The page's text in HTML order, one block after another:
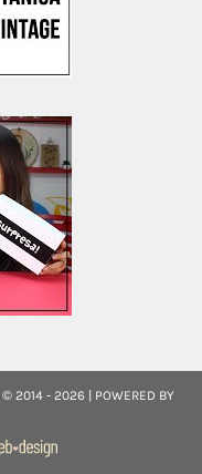
© 2014 - 2026 | POWERED BY